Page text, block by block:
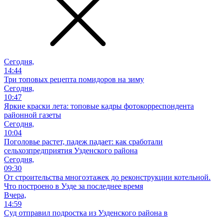
Сегодня,
14:44
Три топовых рецепта помидоров на зиму
Сегодня,
10:47
Яркие краски лета: топовые кадры фотокорреспондента
районной газеты
Сегодня,
10:04
Поголовье растет, падеж падает: как сработали
сельхозпредприятия Узденского района
Сегодня,
09:30
От строительства многоэтажек до реконструкции котельной.
Что построено в Узде за последнее время
Вчера,
14:59
Суд отправил подростка из Узденского района в